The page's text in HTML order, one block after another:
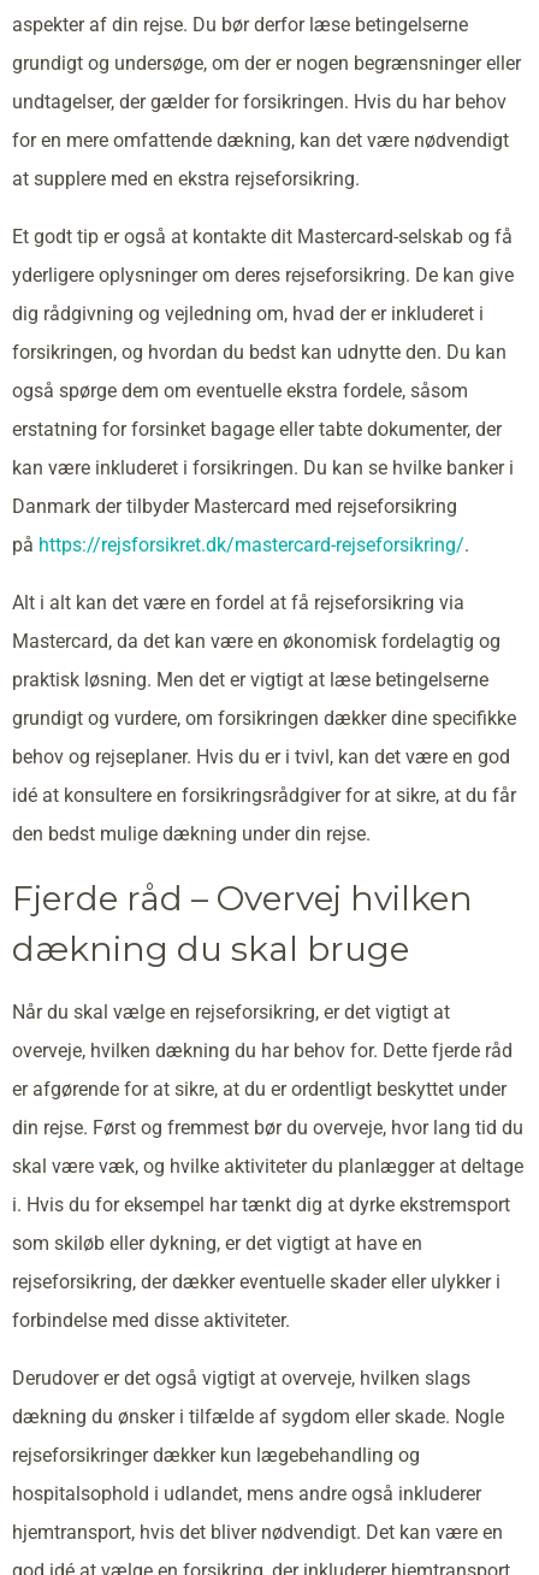
aspekter af din rejse. Du bør derfor læse betingelserne
grundigt og undersøge, om der er nogen begrænsninger eller
undtagelser, der gælder for forsikringen. Hvis du har behov
for en mere omfattende dækning, kan det være nødvendigt
at supplere med en ekstra rejseforsikring.
Et godt tip er også at kontakte dit Mastercard-selskab og få
yderligere oplysninger om deres rejseforsikring. De kan give
dig rådgivning og vejledning om, hvad der er inkluderet i
forsikringen, og hvordan du bedst kan udnytte den. Du kan
også spørge dem om eventuelle ekstra fordele, såsom
erstatning for forsinket bagage eller tabte dokumenter, der
kan være inkluderet i forsikringen. Du kan se hvilke banker i
Danmark der tilbyder Mastercard med rejseforsikring
på https://rejsforsikret.dk/mastercard-rejseforsikring/.
Alt i alt kan det være en fordel at få rejseforsikring via
Mastercard, da det kan være en økonomisk fordelagtig og
praktisk løsning. Men det er vigtigt at læse betingelserne
grundigt og vurdere, om forsikringen dækker dine specifikke
behov og rejseplaner. Hvis du er i tvivl, kan det være en god
idé at konsultere en forsikringsrådgiver for at sikre, at du får
den bedst mulige dækning under din rejse.
Fjerde råd – Overvej hvilken
dækning du skal bruge
Når du skal vælge en rejseforsikring, er det vigtigt at
overveje, hvilken dækning du har behov for. Dette fjerde råd
er afgørende for at sikre, at du er ordentligt beskyttet under
din rejse. Først og fremmest bør du overveje, hvor lang tid du
skal være væk, og hvilke aktiviteter du planlægger at deltage
i. Hvis du for eksempel har tænkt dig at dyrke ekstremsport
som skiløb eller dykning, er det vigtigt at have en
rejseforsikring, der dækker eventuelle skader eller ulykker i
forbindelse med disse aktiviteter.
Derudover er det også vigtigt at overveje, hvilken slags
dækning du ønsker i tilfælde af sygdom eller skade. Nogle
rejseforsikringer dækker kun lægebehandling og
hospitalsophold i udlandet, mens andre også inkluderer
hjemtransport, hvis det bliver nødvendigt. Det kan være en